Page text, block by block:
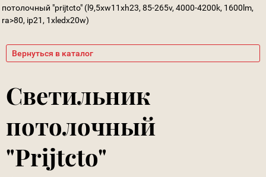
потолочный "prijtcto" (l9,5xw11xh23, 85-265v, 4000-4200k, 1600lm,
ra>80, ip21, 1xledx20w)
Вернуться в каталог
Светильник
потолочный
"Prijtcto"